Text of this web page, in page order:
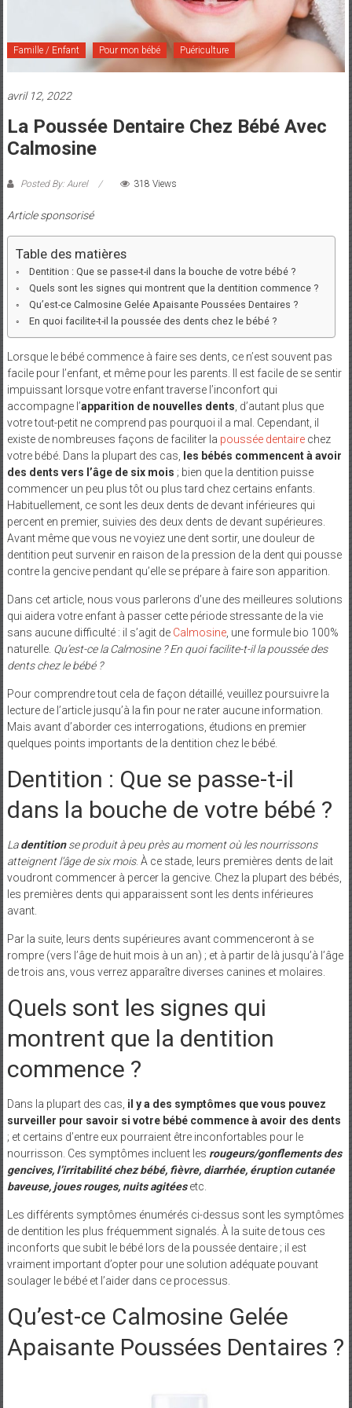
Maman
Famille / Enfant Pour mon bébé Puériculture
avril 12, 2022
La Poussée Dentaire Chez Bébé Avec
Calmosine
Posted By: Aurel 318 Views
Article sponsorisé
Table des matières
Dentition : Que se passe-t-il dans la bouche de votre bébé ?
Quels sont les signes qui montrent que la dentition commence ?
Qu’est-ce Calmosine Gelée Apaisante Poussées Dentaires ?
En quoi facilite-t-il la poussée des dents chez le bébé ?
Lorsque le bébé commence à faire ses dents, ce n’est souvent pas
facile pour l’enfant, et même pour les parents. Il est facile de se sentir
impuissant lorsque votre enfant traverse l’inconfort qui
accompagne l’apparition de nouvelles dents , d’autant plus que
votre tout-petit ne comprend pas pourquoi il a mal. Cependant, il
existe de nombreuses façons de faciliter la poussée dentairechez
votre bébé. Dans la plupart des cas,
les bébés commencent à avoir
des dents vers l’âge de six mois ; bien que la dentition puisse
commencer un peu plus tôt ou plus tard chez certains enfants.
Habituellement, ce sont les deux dents de devant inférieures qui
percent en premier, suivies des deux dents de devant supérieures.
Avant même que vous ne voyiez une dent sortir, une douleur de
dentition peut survenir en raison de la pression de la dent qui pousse
contre la gencive pendant qu’elle se prépare à faire son apparition.
Dans cet article, nous vous parlerons d’une des meilleures solutions
qui aidera votre enfant à passer cette période stressante de la vie
sans aucune difficulté : il s’agit de Calmosine, une formule bio 100%
naturelle. Qu’est-ce la Calmosine ? En quoi facilite-t-il la poussée des
dents chez le bébé ?
Pour comprendre tout cela de façon détaillé, veuillez poursuivre la
lecture de l’article jusqu’à la fin pour ne rater aucune information.
Mais avant d’aborder ces interrogations, étudions en premier
quelques points importants de la dentition chez le bébé.
Dentition : Que se passe-t-il
dans la bouche de votre bébé ?
Ladentitionse produit à peu près au moment où les nourrissons
atteignent l’âge de six mois. À ce stade, leurs premières dents de lait
voudront commencer à percer la gencive. Chez la plupart des bébés,
les premières dents qui apparaissent sont les dents inférieures
avant.
Par la suite, leurs dents supérieures avant commenceront à se
rompre (vers l’âge de huit mois à un an) ; et à partir de là jusqu’à l’âge
de trois ans, vous verrez apparaître diverses canines et molaires.
Quels sont les signes qui
montrent que la dentition
commence ?
Dans la plupart des cas, il y a des symptômes que vous pouvez
surveiller pour savoir si votre bébé commence à avoir des dents
; et certains d’entre eux pourraient être inconfortables pour le
nourrisson. Ces symptômes incluent les rougeurs/gonflements des
gencives, l’irritabilité chez bébé, fièvre, diarrhée, éruption cutanée
baveuse, joues rouges, nuits agitéesetc.
Les différents symptômes énumérés ci-dessus sont les symptômes
de dentition les plus fréquemment signalés. À la suite de tous ces
inconforts que subit le bébé lors de la poussée dentaire ; il est
vraiment important d’opter pour une solution adéquate pouvant
soulager le bébé et l’aider dans ce processus.
Qu’est-ce Calmosine Gelée
Apaisante Poussées Dentaires ?